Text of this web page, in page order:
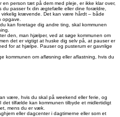
person tæt på dem med pleje, er ikke klar over,
du passer fx din ægtefælle eller dine forældre,
krævende. Det kan være hårdt – både
opgave.
kan foretage dig andre ting, skal kommunen
den, man hjælper, ved at søge kommunen om
det er vigtigt at huske dig selv på, at pauser er
for at hjælpe. Pauser og pusterum er gavnlige
kommunen om afløsning eller aflastning, hvis du
være, hvis du skal på weekend eller ferie, og
tilfælde kan kommunen tilbyde et midlertidigt
mens du er væk.
eller dagcenter i dagtimerne eller som et